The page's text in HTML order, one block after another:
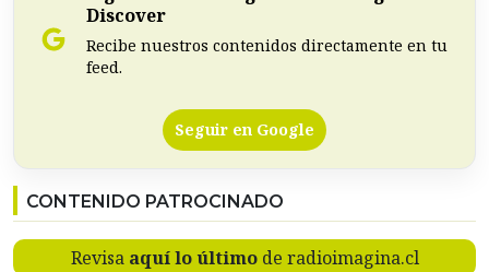
Discover
Recibe nuestros contenidos directamente en tu
feed.
Seguir en Google
CONTENIDO PATROCINADO
Revisa aquí lo últimode radioimagina.cl